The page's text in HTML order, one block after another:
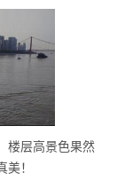
楼层高景色果然
！